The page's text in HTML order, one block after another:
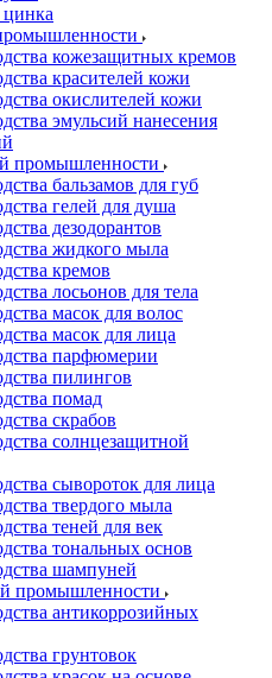
кожезащитных кремов
красителей кожи
окислителей кожи
эмульсий нанесения
промышленности
бальзамов для губ
гелей для душа
дезодорантов
жидкого мыла
кремов
лосьонов для тела
масок для волос
масок для лица
парфюмерии
пилингов
помад
скрабов
солнцезащитной
сывороток для лица
твердого мыла
теней для век
тональных основ
шампуней
промышленности
антикоррозийных
грунтовок